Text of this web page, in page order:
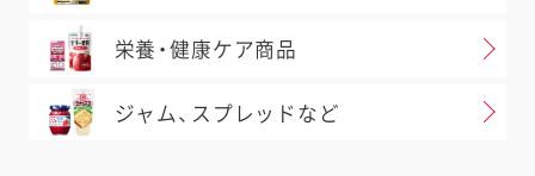
栄養・健康ケア商品
ジャム、スプレッドなど